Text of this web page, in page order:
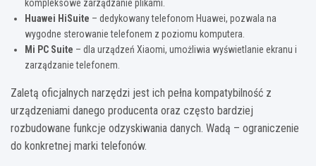
kompleksowe zarządzanie plikami.
Huawei HiSuite – dedykowany telefonom Huawei, pozwala na
wygodne sterowanie telefonem z poziomu komputera.
Mi PC Suite – dla urządzeń Xiaomi, umożliwia wyświetlanie ekranu i
zarządzanie telefonem.
Zaletą oficjalnych narzędzi jest ich pełna kompatybilność z
urządzeniami danego producenta oraz często bardziej
rozbudowane funkcje odzyskiwania danych. Wadą – ograniczenie
do konkretnej marki telefonów.